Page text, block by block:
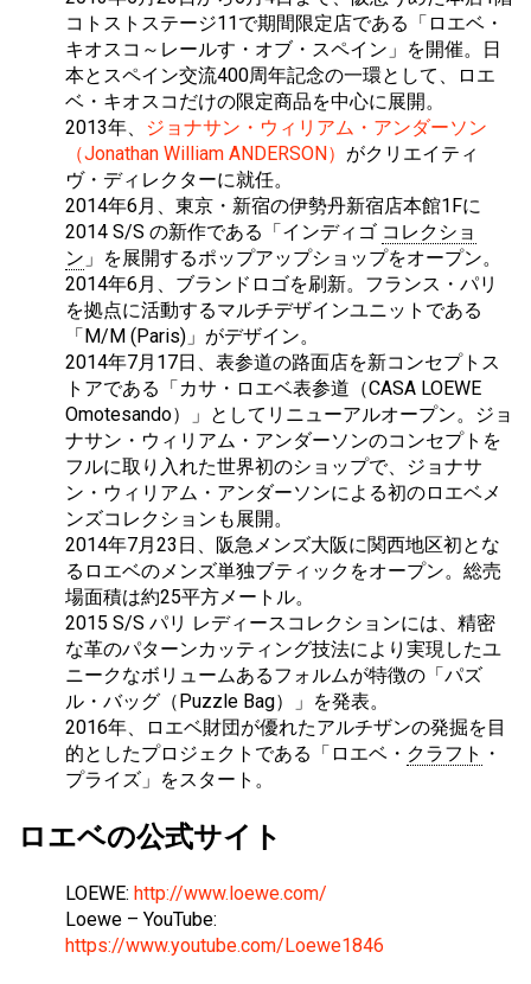
コトストステージ11で期間限定店である「ロエベ・
キオスコ～レールす・オブ・スペイン」を開催。日
本とスペイン交流400周年記念の一環として、ロエ
ベ・キオスコだけの限定商品を中心に展開。
2013年、
ジョナサン・ウィリアム・アンダーソン
（Jonathan William ANDERSON） がクリエイティ
ヴ・ディレクターに就任。
2014年6月、東京・新宿の伊勢丹新宿店本館1Fに
2014 S/S の新作である「インディゴ コレクショ
ン 」を展開するポップアップショップをオープン。
2014年6月、ブランドロゴを刷新。フランス・パリ
を拠点に活動するマルチデザインユニットである
「M/M (Paris)」がデザイン。
2014年7月17日、表参道の路面店を新コンセプトス
トアである「カサ・ロエベ表参道（CASA LOEWE
Omotesando）」としてリニューアルオープン。ジョ
ナサン・ウィリアム・アンダーソンのコンセプトを
フルに取り入れた世界初のショップで、ジョナサ
ン・ウィリアム・アンダーソンによる初のロエベメ
ンズコレクションも展開。
2014年7月23日、阪急メンズ大阪に関西地区初とな
るロエベのメンズ単独ブティックをオープン。総売
場面積は約25平方メートル。
2015 S/S パリ レディースコレクションには、精密
な革のパターンカッティング技法により実現したユ
ニークなボリュームあるフォルムが特徴の「パズ
ル・バッグ（Puzzle Bag）」を発表。
2016年、ロエベ財団が優れたアルチザンの発掘を目
的としたプロジェクトである「ロエベ・ クラフト ・
プライズ」をスタート。
ロエベの公式サイト
LOEWE: http://www.loewe.com/
Loewe – YouTube:
https://www.youtube.com/Loewe1846